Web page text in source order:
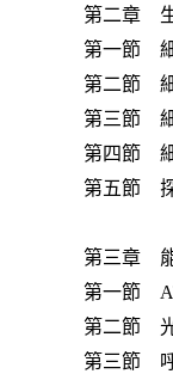
第二章
第一節
第二節
第三節
第四節
第五節
第三章
第一節
第二節
第三節